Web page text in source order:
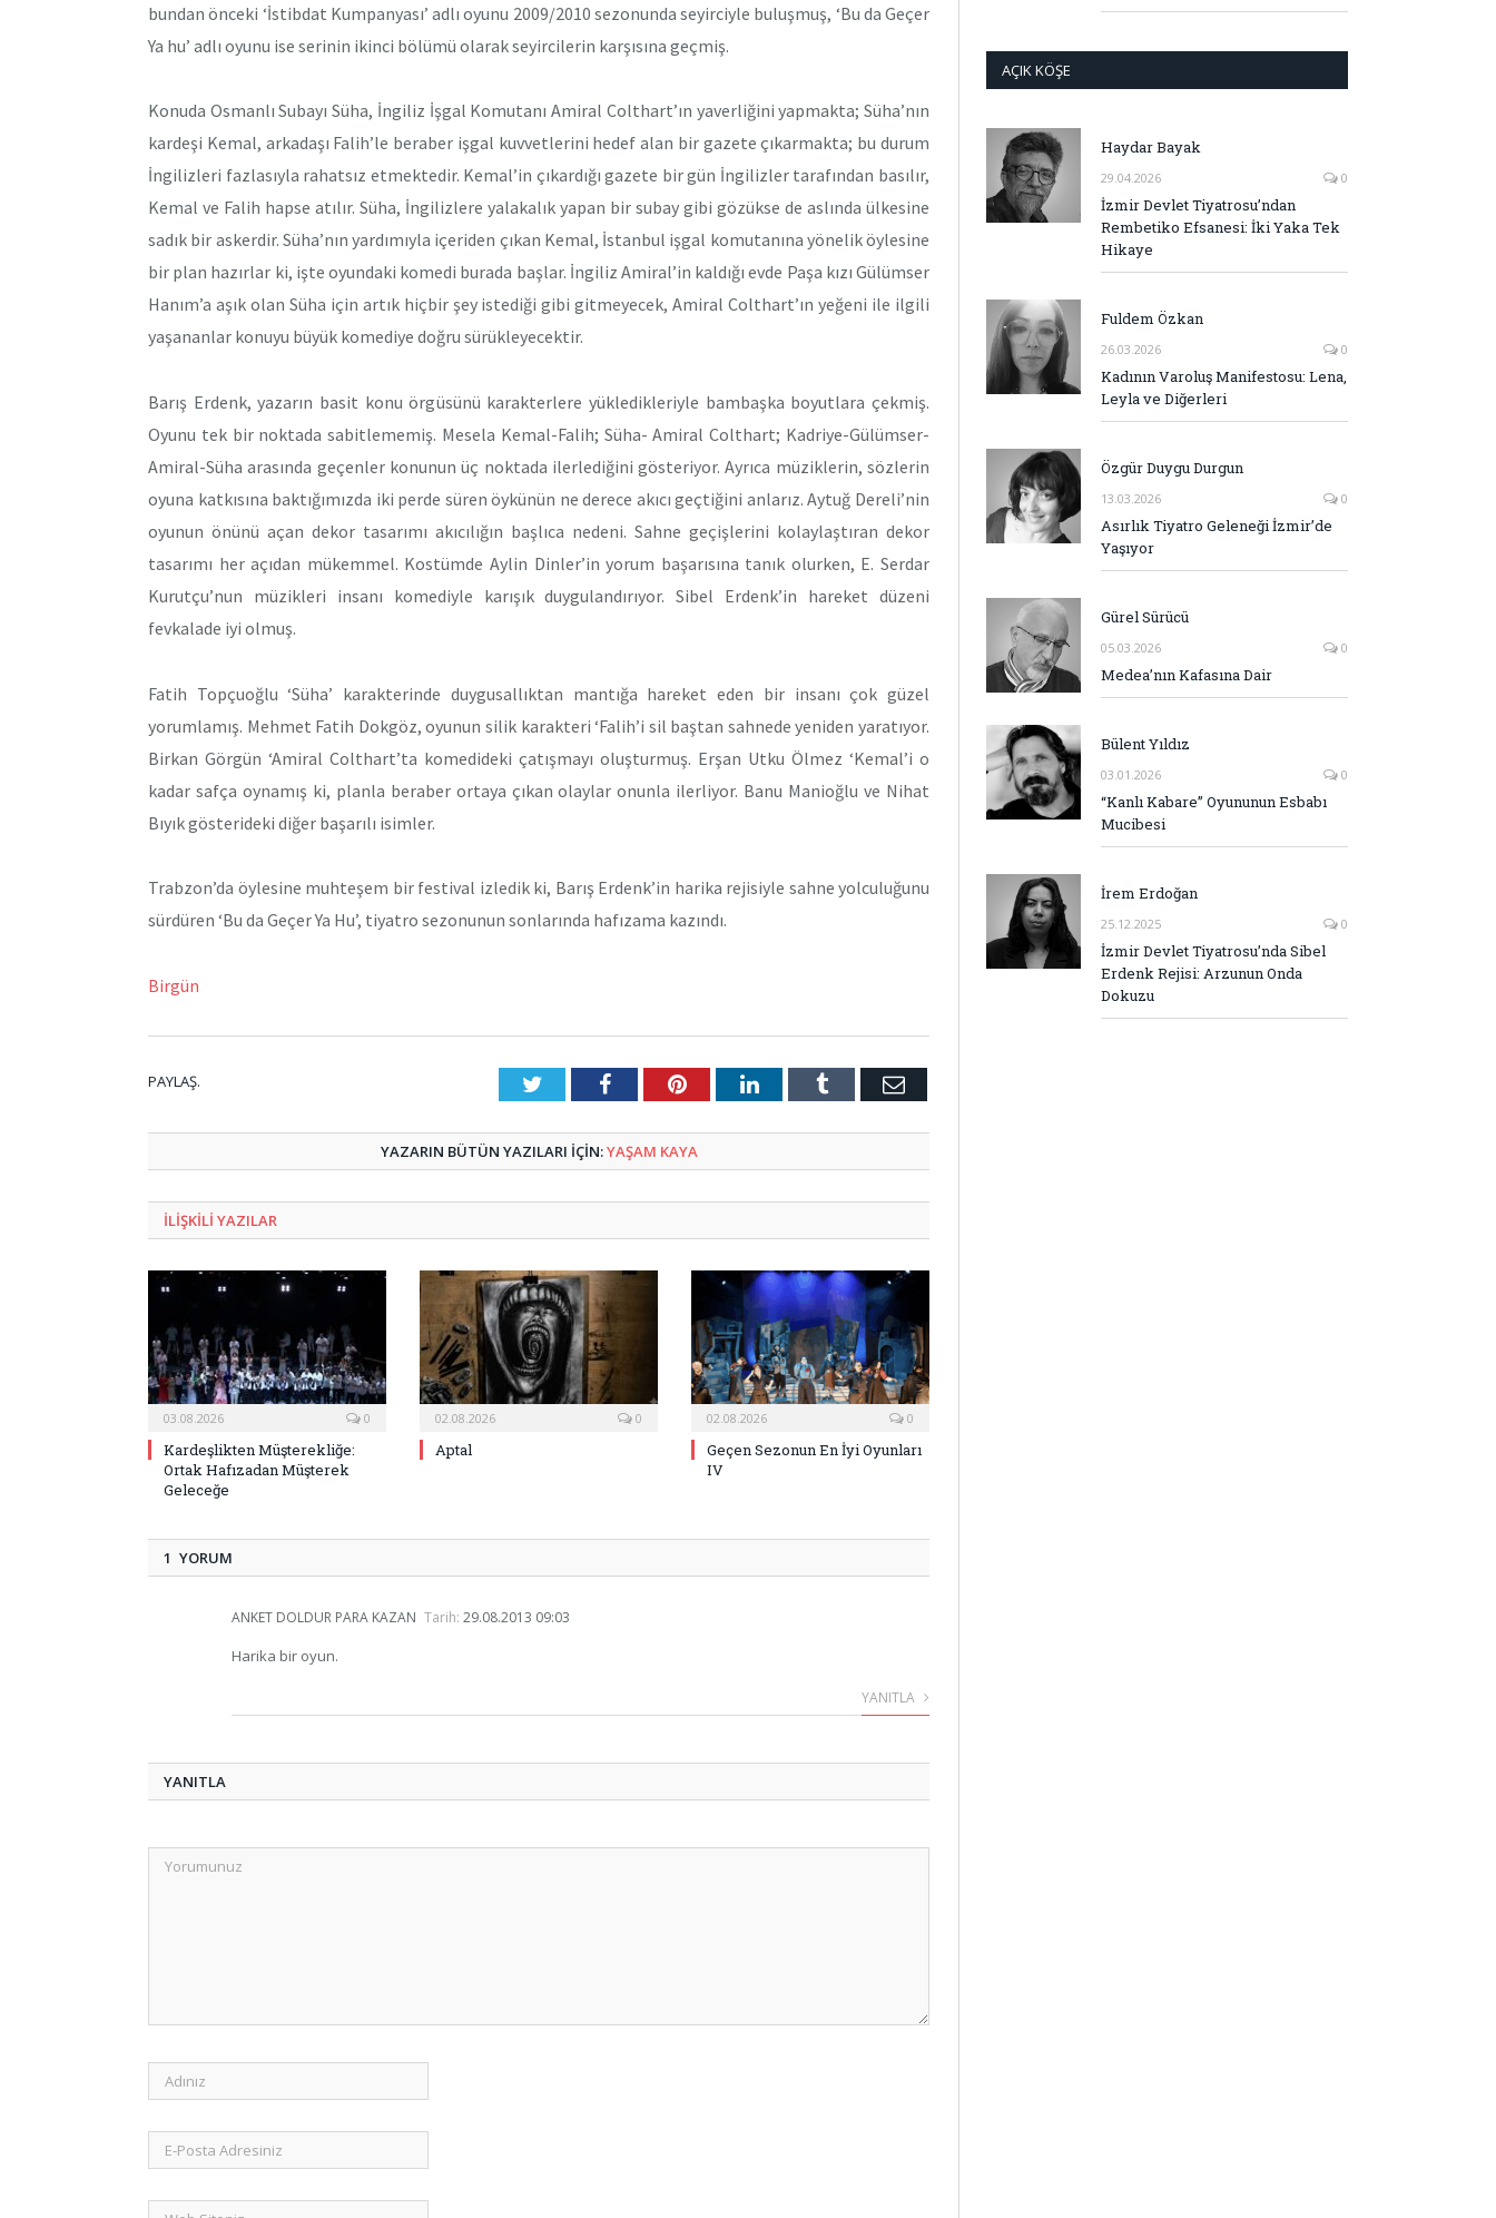
bundan önceki ‘İstibdat Kumpanyası’ adlı oyunu 2009/2010 sezonunda seyirciyle buluşmuş, ‘Bu da Geçer
Ya hu’ adlı oyunu ise serinin ikinci bölümü olarak seyircilerin karşısına geçmiş.
Konuda Osmanlı Subayı Süha, İngiliz İşgal Komutanı Amiral Colthart’ın yaverliğini yapmakta; Süha’nın
kardeşi Kemal, arkadaşı Falih’le beraber işgal kuvvetlerini hedef alan bir gazete çıkarmakta; bu durum
İngilizleri fazlasıyla rahatsız etmektedir. Kemal’in çıkardığı gazete bir gün İngilizler tarafından basılır,
Kemal ve Falih hapse atılır. Süha, İngilizlere yalakalık yapan bir subay gibi gözükse de aslında ülkesine
sadık bir askerdir. Süha’nın yardımıyla içeriden çıkan Kemal, İstanbul işgal komutanına yönelik öylesine
bir plan hazırlar ki, işte oyundaki komedi burada başlar. İngiliz Amiral’in kaldığı evde Paşa kızı Gülümser
Hanım’a aşık olan Süha için artık hiçbir şey istediği gibi gitmeyecek, Amiral Colthart’ın yeğeni ile ilgili
yaşananlar konuyu büyük komediye doğru sürükleyecektir.
Barış Erdenk, yazarın basit konu örgüsünü karakterlere yükledikleriyle bambaşka boyutlara çekmiş.
Oyunu tek bir noktada sabitlememiş. Mesela Kemal-Falih; Süha- Amiral Colthart; Kadriye-Gülümser-
Amiral-Süha arasında geçenler konunun üç noktada ilerlediğini gösteriyor. Ayrıca müziklerin, sözlerin
oyuna katkısına baktığımızda iki perde süren öykünün ne derece akıcı geçtiğini anlarız. Aytuğ Dereli’nin
oyunun önünü açan dekor tasarımı akıcılığın başlıca nedeni. Sahne geçişlerini kolaylaştıran dekor
tasarımı her açıdan mükemmel. Kostümde Aylin Dinler’in yorum başarısına tanık olurken, E. Serdar
Kurutçu’nun müzikleri insanı komediyle karışık duygulandırıyor. Sibel Erdenk’in hareket düzeni
fevkalade iyi olmuş.
Fatih Topçuoğlu ‘Süha’ karakterinde duygusallıktan mantığa hareket eden bir insanı çok güzel
yorumlamış. Mehmet Fatih Dokgöz, oyunun silik karakteri ‘Falih’i sil baştan sahnede yeniden yaratıyor.
Birkan Görgün ‘Amiral Colthart’ta komedideki çatışmayı oluşturmuş. Erşan Utku Ölmez ‘Kemal’i o
kadar safça oynamış ki, planla beraber ortaya çıkan olaylar onunla ilerliyor. Banu Manioğlu ve Nihat
Bıyık gösterideki diğer başarılı isimler.
Trabzon’da öylesine muhteşem bir festival izledik ki, Barış Erdenk’in harika rejisiyle sahne yolculuğunu
sürdüren ‘Bu da Geçer Ya Hu’, tiyatro sezonunun sonlarında hafızama kazındı.
Birgün
PAYLAŞ. TwitterFacebookPinterestLinkedInTumblr E-
YAZARIN BÜTÜN YAZILARI IÇIN:YAŞAM KAYA
ILIŞKILI YAZILAR
03.08.2026 0
Kardeşlikten Müşterekliğe:
Ortak Hafızadan Müşterek
Geleceğe
02.08.2026 0
Aptal
02.08.2026 0
Geçen Sezonun En İyi Oyunları
IV
1 YORUM
ANKET DOLDUR PARA KAZAN Tarih: 29.08.2013 09:03
Harika bir oyun.
YANITLA
YANITLA
AÇIK KÖŞE
Haydar Bayak
29.04.2026 0
İzmir Devlet Tiyatrosu’ndan
Rembetiko Efsanesi: İki Yaka Tek
Hikaye
Fuldem Özkan
26.03.2026 0
Kadının Varoluş Manifestosu: Lena,
Leyla ve Diğerleri
Özgür Duygu Durgun
13.03.2026 0
Asırlık Tiyatro Geleneği İzmir’de
Yaşıyor
Gürel Sürücü
05.03.2026 0
Medea’nın Kafasına Dair
Bülent Yıldız
03.01.2026 0
“Kanlı Kabare” Oyununun Esbabı
Mucibesi
İrem Erdoğan
25.12.2025 0
İzmir Devlet Tiyatrosu’nda Sibel
Erdenk Rejisi: Arzunun Onda
Dokuzu